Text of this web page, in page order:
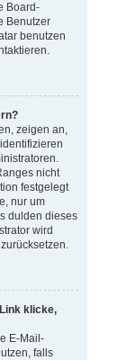
Board-
Benutzer
benutzen
zeigen an,
nicht
festgelegt
nur um
dulden dieses
wird
klicke,
E-Mail-
falls